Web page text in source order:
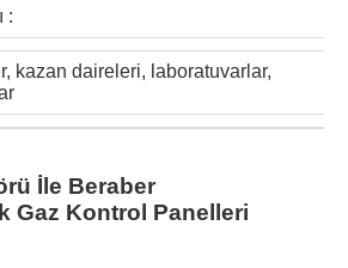
:
kazan daireleri, laboratuvarlar,
İle Beraber
Gaz Kontrol Panelleri